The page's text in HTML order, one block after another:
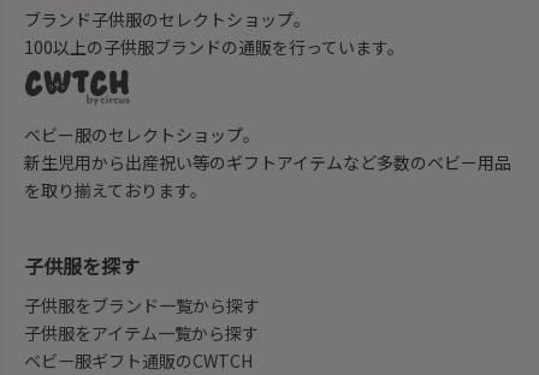
ブランド子供服のセレクトショップ。
100以上の子供服ブランドの通販を行っています。
ベビー服のセレクトショップ。
新生児用から出産祝い等のギフトアイテムなど多数のベビー用品
を取り揃えております。
子供服を探す
子供服をブランド一覧から探す
子供服をアイテム一覧から探す
ベビー服ギフト通販のCWTCH